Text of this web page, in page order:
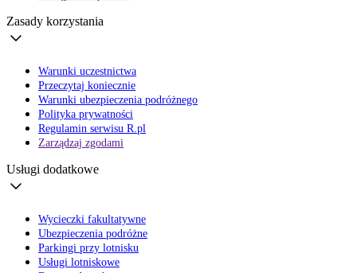
Zasady korzystania
Warunki uczestnictwa
Przeczytaj koniecznie
Warunki ubezpieczenia podróżnego
Polityka prywatności
Regulamin serwisu R.pl
Zarządzaj zgodami
Usługi dodatkowe
Wycieczki fakultatywne
Ubezpieczenia podróżne
Parkingi przy lotnisku
Usługi lotniskowe